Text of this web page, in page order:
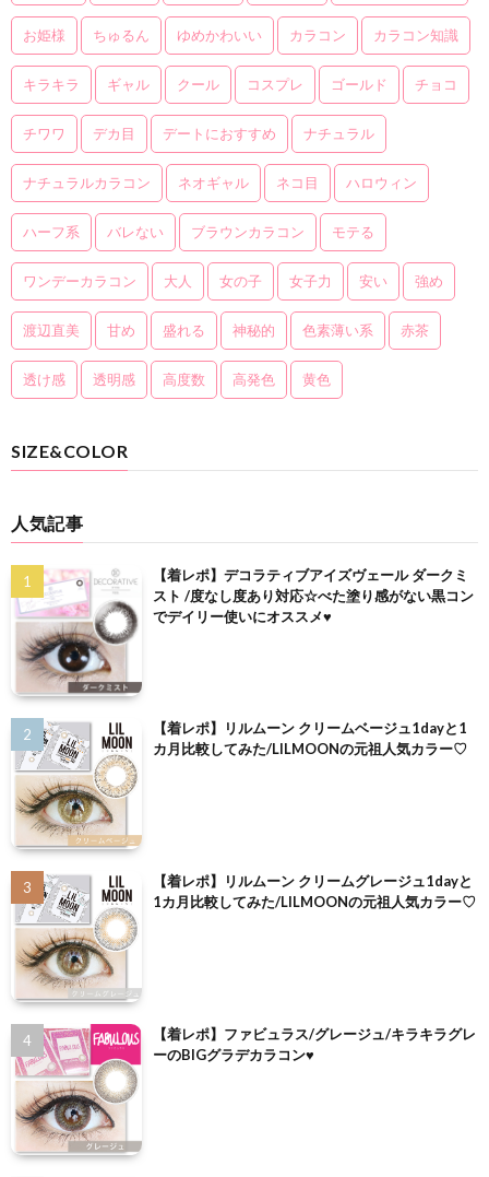
お姫様 ちゅるん ゆめかわいい カラコン カラコン知識
キラキラ ギャル クール コスプレ ゴールド チョコ
チワワ デカ目 デートにおすすめ ナチュラル
ナチュラルカラコン ネオギャル ネコ目 ハロウィン
ハーフ系 バレない ブラウンカラコン モテる
ワンデーカラコン 大人 女の子 女子力 安い 強め
渡辺直美 甘め 盛れる 神秘的 色素薄い系 赤茶
透け感 透明感 高度数 高発色 黄色
SIZE&COLOR
人気記事
【着レポ】デコラティブアイズヴェール ダークミ
スト /度なし度あり対応☆べた塗り感がない黒コン
でデイリー使いにオススメ♥
【着レポ】リルムーン クリームベージュ1dayと1
カ月比較してみた/LILMOONの元祖人気カラー♡
【着レポ】リルムーン クリームグレージュ1dayと
1カ月比較してみた/LILMOONの元祖人気カラー♡
【着レポ】ファビュラス/グレージュ/キラキラグレ
ーのBIGグラデカラコン♥